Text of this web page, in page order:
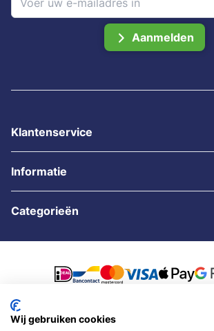
Aanmelden
Klantenservice
Informatie
Categorieën
© 2007 - 2026 - Sybshop.nl
Wij gebruiken cookies